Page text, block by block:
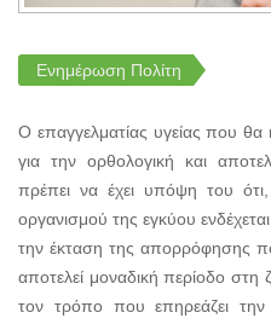
Ενημέρωση Πολίτη
O επαγγελματίας υγείας που θα
για την ορθολογική και
πρέπει να έχει υπόψη του ότι,
οργανισμού της εγκύου
την έκταση της απορρόφησης
αποτελεί μοναδική περίοδο
τον τρόπο που επηρεάζει